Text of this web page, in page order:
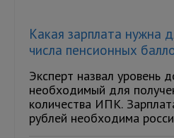
Какая зарплата нужна
числа пенсионных
Эксперт назвал уровень
необходимый для
количества ИПК.
рублей необходима